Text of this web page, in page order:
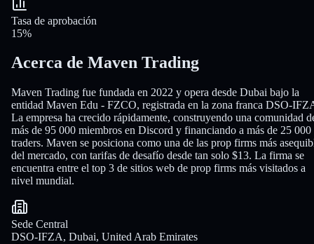
Tasa de aprobación
15%
Acerca de Maven Trading
Maven Trading fue fundada en 2022 y opera desde Dubai bajo la
entidad Maven Edu - FZCO, registrada en la zona franca DSO-
La empresa ha crecido rápidamente, construyendo una comunidad
más de 95 000 miembros en Discord y financiando a más de 25 000
traders. Maven se posiciona como una de las prop firms más
del mercado, con tarifas de desafío desde tan solo $13. La firma se
encuentra entre el top 3 de sitios web de prop firms más visitados a
nivel mundial.
Sede Central
DSO-IFZA, Dubai, United Arab Emirates